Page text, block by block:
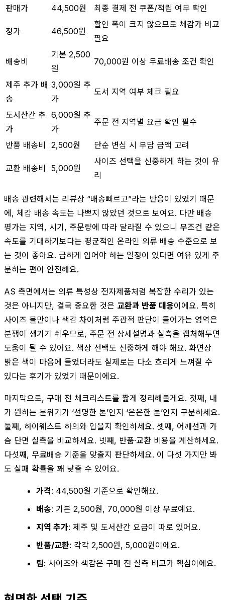
판매가
44,500원 최종 결제 전 쿠폰/적립 여부 확인
정가 46,500원
할인 폭이 크지 않으므로 체감가 비교
필요
배송비
기본 2,500
원
70,000원 이상 무료배송 조건 확인
제주 추가 배
송
3,000원 추
가
도서 지역 여부 체크 필요
도서산간 추
가
6,000원 추
가
주문 전 지역별 요금 확인 필수
반품 배송비 2,500원 단순 변심 시 부담 금액 고려
교환 배송비 5,000원
사이즈 선택을 신중하게 하는 것이 유
리
배송 관련해서는 리뷰상 “배송빠르고”라는 반응이 있었기 때문
에, 체감 배송 속도는 나쁘지 않았던 것으로 보여요. 다만 배송
평가는 지역, 시기, 주문량에 따라 달라질 수 있으니 무조건 같은
속도를 기대하기보다는 평균적인 온라인 의류 배송 수준으로 보
는 것이 좋아요. 급하게 입어야 하는 일정이 있다면 여유 있게 주
문하는 편이 안전해요.
AS 측면에서는 의류 특성상 전자제품처럼 복잡한 수리가 있는
것은 아니지만, 결국 중요한 것은 교환과 반품 대응이에요. 특히
사이즈 불만이나 색감 차이처럼 주관적 판단이 들어가는 영역은
분쟁이 생기기 쉬우므로, 주문 전 상세설명과 실측을 캡처해두면
도움이 될 수 있어요. 색상 선택도 신중하게 해야 해요. 화면상
밝은 색이 마음에 들었더라도 실제로는 다소 흐리게 느껴질 수
있다는 후기가 있었기 때문이에요.
마지막으로, 구매 전 체크리스트를 짧게 정리해볼게요. 첫째, 내
가 원하는 분위기가 ‘선명한 톤’인지 ‘은은한 톤’인지 구분하세요.
둘째, 하이웨스트 하의와 입을지 확인하세요. 셋째, 어깨선과 가
슴 단면 실측을 비교하세요. 넷째, 반품·교환 비용을 계산하세요.
다섯째, 무료배송 기준을 맞출지 판단하세요. 이 다섯 가지만 봐
도 실패 확률을 꽤 낮출 수 있어요.
가격: 44,500원 기준으로 확인해요.
배송: 기본 2,500원, 70,000원 이상 무료예요.
지역 추가: 제주 및 도서산간 요금이 따로 있어요.
반품/교환: 각각 2,500원, 5,000원이에요.
팁: 사이즈와 색감은 구매 전 실측 비교가 핵심이에요.